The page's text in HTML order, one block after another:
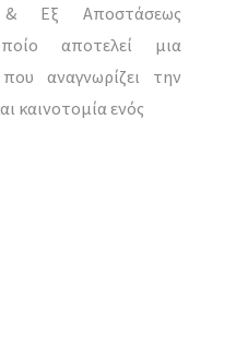
& Εξ Αποστάσεως
αποτελεί μια
αναγνωρίζει την
καινοτομία ενός